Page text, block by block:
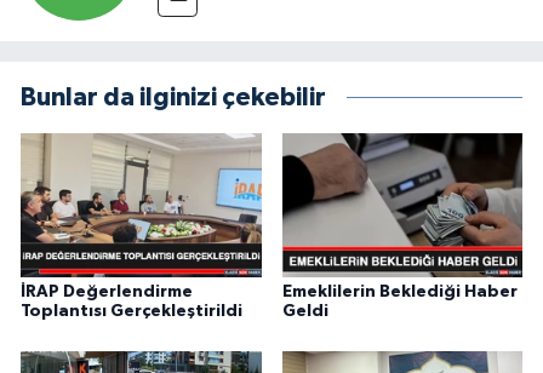
Bunlar da ilginizi çekebilir
İRAP Değerlendirme
Toplantısı Gerçekleştirildi
Emeklilerin Beklediği Haber
Geldi